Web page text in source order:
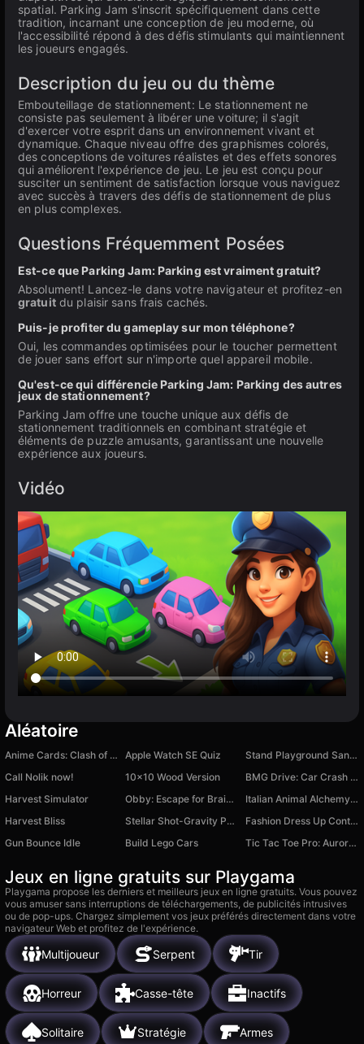
spatial. Parking Jam s'inscrit spécifiquement dans cette
tradition, incarnant une conception de jeu moderne, où
l'accessibilité répond à des défis stimulants qui maintiennent
les joueurs engagés.
Description du jeu ou du thème
Embouteillage de stationnement: Le stationnement ne
consiste pas seulement à libérer une voiture; il s'agit
d'exercer votre esprit dans un environnement vivant et
dynamique. Chaque niveau offre des graphismes colorés,
des conceptions de voitures réalistes et des effets sonores
qui améliorent l'expérience de jeu. Le jeu est conçu pour
susciter un sentiment de satisfaction lorsque vous naviguez
avec succès à travers des défis de stationnement de plus
en plus complexes.
Questions Fréquemment Posées
Est-ce que Parking Jam: Parking est vraiment gratuit?
Absolument! Lancez-le dans votre navigateur et profitez-en
gratuitdu plaisir sans frais cachés.
Puis-je profiter du gameplay sur mon téléphone?
Oui, les commandes optimisées pour le toucher permettent
de jouer sans effort sur n'importe quel appareil mobile.
Qu'est-ce qui différencie Parking Jam: Parking des autres
jeux de stationnement?
Parking Jam offre une touche unique aux défis de
stationnement traditionnels en combinant stratégie et
éléments de puzzle amusants, garantissant une nouvelle
expérience aux joueurs.
Vidéo
Aléatoire
Anime Cards: Clash of Worlds Apple Watch SE Quiz
Stand Playground Sandbox
Call Nolik now!
10x10 Wood Version
BMG Drive: Car Crash Simulator
Harvest Simulator
Obby: Escape for Brainrots
Italian Animal Alchemy: Open All Brainrot
Harvest Bliss
Stellar Shot-Gravity Puzzle
Fashion Dress Up Contest
Gun Bounce Idle
Build Lego Cars Tic Tac Toe Pro: Aurora Edition
Jeux en ligne gratuits sur Playgama
Playgama propose les derniers et meilleurs jeux en ligne gratuits. Vous pouvez
vous amuser sans interruptions de téléchargements, de publicités intrusives
ou de pop-ups. Chargez simplement vos jeux préférés directement dans votre
navigateur Web et profitez de l'expérience.
Multijoueur Serpent Tir
Horreur Casse-tête Inactifs
Solitaire Stratégie Armes